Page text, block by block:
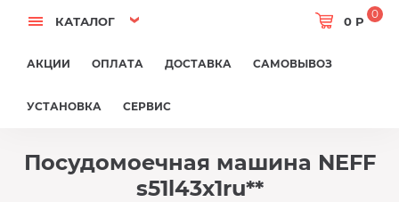
КАТАЛОГ 0 Р
0
АКЦИИ ОПЛАТА ДОСТАВКА САМОВЫВОЗ
УСТАНОВКА СЕРВИС
Посудомоечная машина NEFF
s51l43x1ru**